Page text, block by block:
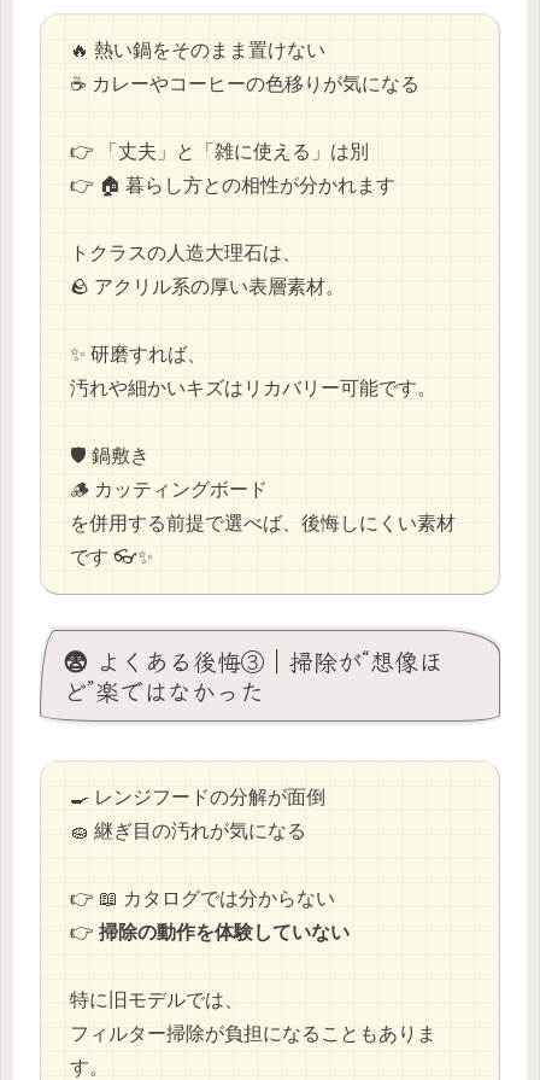
🔥 熱い鍋をそのまま置けない
☕ カレーやコーヒーの色移りが気になる
👉 「丈夫」と「雑に使える」は別
👉 🏠 暮らし方との相性が分かれます
トクラスの人造大理石は、
🪨 アクリル系の厚い表層素材。
✨ 研磨すれば、
汚れや細かいキズはリカバリー可能です。
🛡️ 鍋敷き
🪵 カッティングボード
を併用する前提で選べば、後悔しにくい素材
です 👓✨
😨 よくある後悔③｜掃除が“想像ほ
ど”楽ではなかった
🍳 レンジフードの分解が面倒
🧽 継ぎ目の汚れが気になる
👉 📖 カタログでは分からない
👉 掃除の動作を体験していない
特に旧モデルでは、
フィルター掃除が負担になることもありま
す。